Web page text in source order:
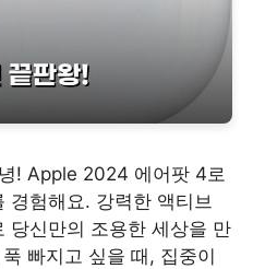
! Apple 2024 에어팟 4로
경험해요. 강력한 액티브
당신만의 조용한 세상을 만
빠지고 싶을 때, 집중이